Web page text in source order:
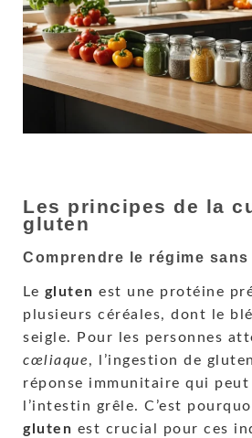
Les principes de la
gluten
Comprendre le régime
Le gluten est une protéine
plusieurs céréales, dont le
seigle. Pour les personnes
cœliaque, l’ingestion de
réponse immunitaire qui peut
l’intestin grêle. C’est
gluten est crucial pour ces